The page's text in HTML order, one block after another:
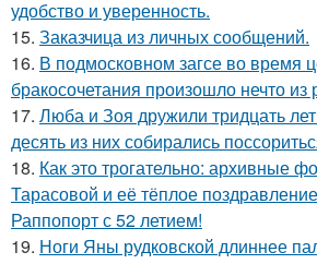
удобство и уверенность.
15. Заказчица из личных сообщений.
16. В подмосковном загсе во время
бракосочетания произошло нечто из
17. Люба и Зоя дружили тридцать
десять из них собирались
18. Как это трогательно: архивные
Тарасовой и её тёплое
Раппопорт с 52 летием!
19. Ноги Яны рудковской длиннее